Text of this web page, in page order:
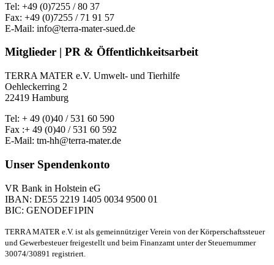
Tel: +49 (0)7255 / 80 37
Fax: +49 (0)7255 / 71 91 57
E-Mail: info@terra-mater-sued.de
Mitglieder | PR & Öffentlichkeitsarbeit
TERRA MATER e.V. Umwelt- und Tierhilfe
Oehleckerring 2
22419 Hamburg
Tel: + 49 (0)40 / 531 60 590
Fax :+ 49 (0)40 / 531 60 592
E-Mail: tm-hh@terra-mater.de
Unser Spendenkonto
VR Bank in Holstein eG
IBAN: DE55 2219 1405 0034 9500 01
BIC: GENODEF1PIN
TERRA MATER e.V. ist als gemeinnütziger Verein von der Körperschaftssteuer
und Gewerbesteuer freigestellt und beim Finanzamt unter der Steuernummer
30074/30891 registriert.